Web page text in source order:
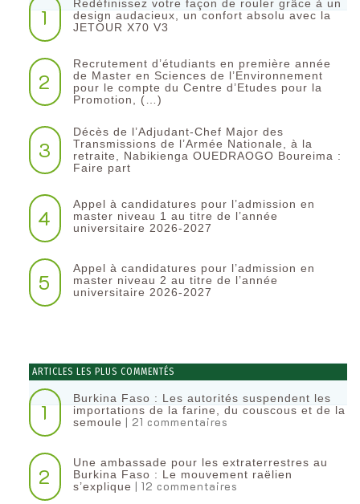
1
Redéfinissez votre façon de rouler grâce à un
design audacieux, un confort absolu avec la
JETOUR X70 V3
2
Recrutement d’étudiants en première année
de Master en Sciences de l’Environnement
pour le compte du Centre d’Etudes pour la
Promotion, (…)
3
Décès de l’Adjudant-Chef Major des
Transmissions de l’Armée Nationale, à la
retraite, Nabikienga OUEDRAOGO Boureima :
Faire part
4
Appel à candidatures pour l’admission en
master niveau 1 au titre de l’année
universitaire 2026-2027
5
Appel à candidatures pour l’admission en
master niveau 2 au titre de l’année
universitaire 2026-2027
ARTICLES LES PLUS COMMENTÉS
1
Burkina Faso : Les autorités suspendent les
importations de la farine, du couscous et de la
semoule | 21 commentaires
2
Une ambassade pour les extraterrestres au
Burkina Faso : Le mouvement raëlien
s’explique | 12 commentaires